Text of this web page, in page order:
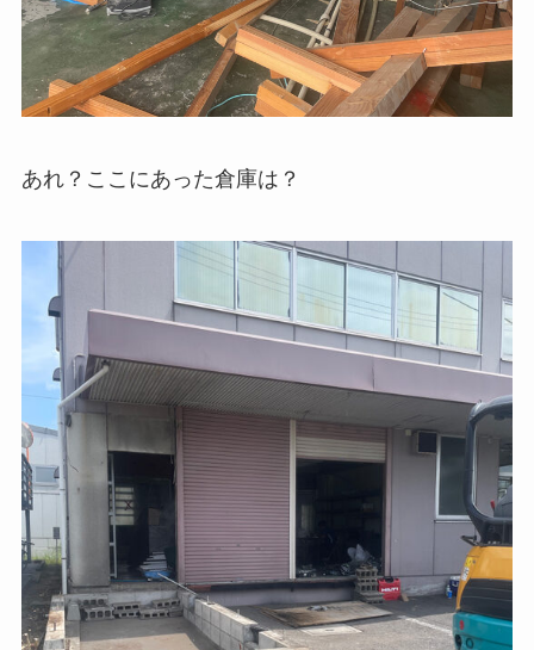
あれ？ここにあった倉庫は？